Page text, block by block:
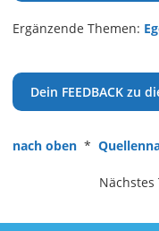
Ergänzende Themen:
Dein FEEDBACK zu
nach oben *
Nächstes